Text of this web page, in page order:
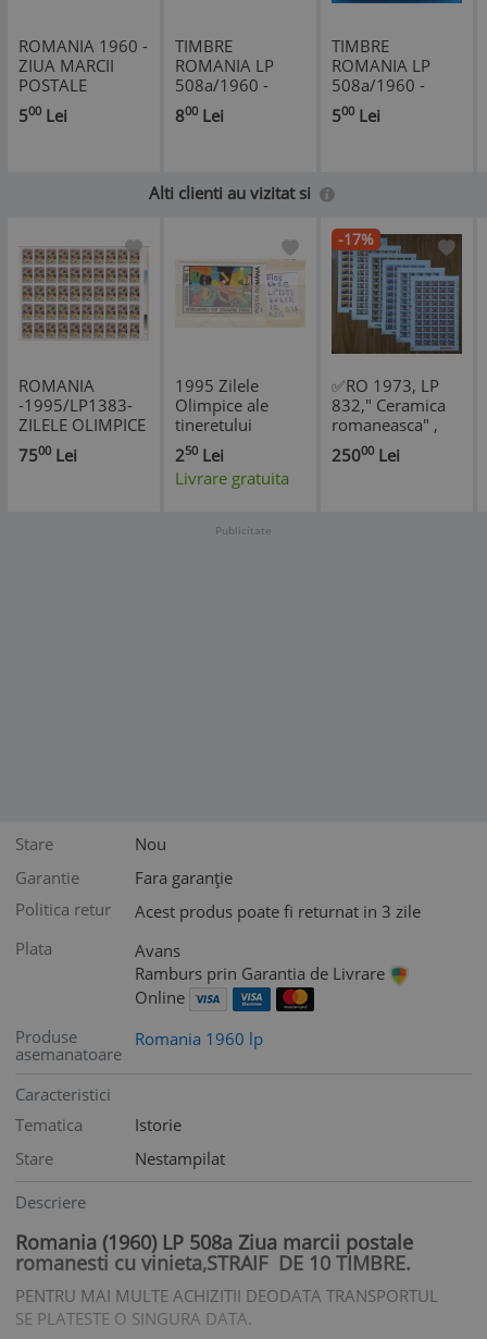
ROMANIA 1960 -
ZIUA MARCII
POSTALE
ROMANESTI,
VINIETA, MNH -
500 Lei
TIMBRE
ROMANIA LP
508a/1960 -
ZIUA MARCII
POSTALE
800 Lei
TIMBRE
ROMANIA LP
508a/1960 -
ZIUA MARCII
POSTALE
500 Lei
Alti clienti au vizitat si
ROMANIA
-1995/LP1383-
ZILELE OLIMPICE
ALE TINERETULUI
EUROPEAN
7500 Lei
1995 Zilele
Olimpice ale
tineretului
European
LP1383 MNH
Pret 1,5+1 Lei
250 Lei
Livrare gratuita
-17%
✅RO 1973, LP
832," Ceramica
romaneasca" ,
serie in coli de
50 de marci
25000 Lei
Publicitate
Stare
Nou
Garantie
Fara garanție
Politica retur
Acest produs poate fi returnat in 3 zile
Plata
Avans
Ramburs prin Garantia de Livrare
Online
Produse
asemanatoare
Romania 1960 lp
Caracteristici
Tematica
Istorie
Stare
Nestampilat
Descriere
Romania (1960) LP 508a Ziua marcii postale
romanesti cu vinieta,STRAIF DE 10 TIMBRE.
PENTRU MAI MULTE ACHIZITII DEODATA TRANSPORTUL
SE PLATESTE O SINGURA DATA.